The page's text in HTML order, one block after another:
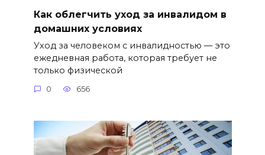
Как облегчить уход за инвалидом в
домашних условиях
Уход за человеком с инвалидностью — это
ежедневная работа, которая требует не
только физической
0 656